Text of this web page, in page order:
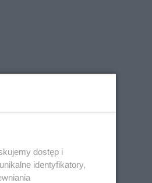
dostęp i
identyfikatory,